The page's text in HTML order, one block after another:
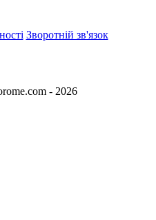
Зворотній зв'язок
- 2026